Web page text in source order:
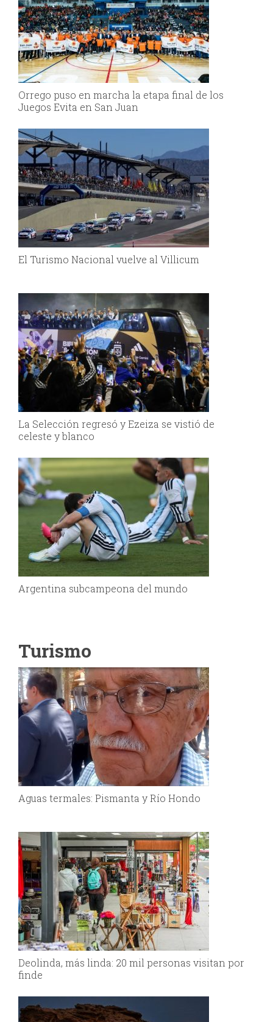
Orrego puso en marcha la etapa final de los
Juegos Evita en San Juan
El Turismo Nacional vuelve al Villicum
La Selección regresó y Ezeiza se vistió de
celeste y blanco
Argentina subcampeona del mundo
Turismo
Aguas termales: Pismanta y Río Hondo
Deolinda, más linda: 20 mil personas visitan por
finde